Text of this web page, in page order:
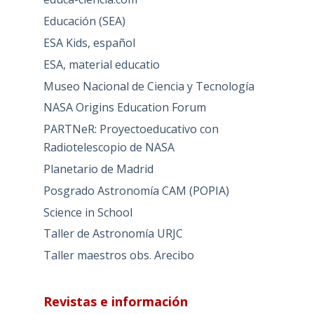
Educación (SEA)
ESA Kids, español
ESA, material educatio
Museo Nacional de Ciencia y Tecnología
NASA Origins Education Forum
PARTNeR: Proyectoeducativo con
Radiotelescopio de NASA
Planetario de Madrid
Posgrado Astronomía CAM (POPIA)
Science in School
Taller de Astronomía URJC
Taller maestros obs. Arecibo
Revistas e información